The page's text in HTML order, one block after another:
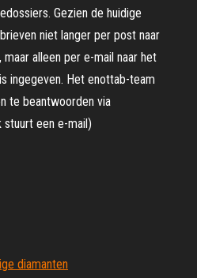
Gezien de huidige
niet langer per post naar
alleen per e-mail naar het
ingegeven. Het enottab-team
te beantwoorden via
stuurt een e-mail)
diamanten